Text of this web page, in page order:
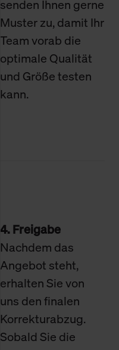
senden Ihnen gerne
Muster zu, damit Ihr
Team vorab die
optimale Qualität
und Größe testen
kann.
4. Freigabe
Nachdem das
Angebot steht,
erhalten Sie von
uns den finalen
Korrekturabzug.
Sobald Sie die